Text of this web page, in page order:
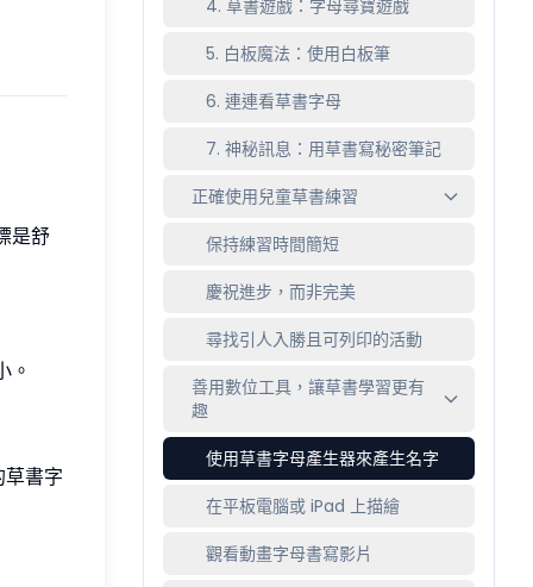
是舒
。
書字
4. 草書遊戲：字母尋寶遊戲
5. 白板魔法：使用白板筆
6. 連連看草書字母
7. 神秘訊息：用草書寫秘密筆記
正確使用兒童草書練習
保持練習時間簡短
慶祝進步，而非完美
尋找引人入勝且可列印的活動
善用數位工具，讓草書學習更有
趣
使用草書字母產生器來產生名字
在平板電腦或 iPad 上描繪
觀看動畫字母書寫影片